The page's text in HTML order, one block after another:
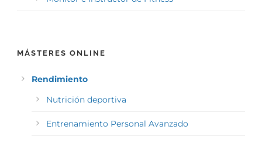
MÁSTERES ONLINE
Rendimiento
Nutrición deportiva
Entrenamiento Personal Avanzado